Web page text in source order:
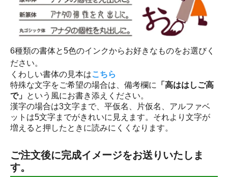
6種類の書体と5色のインクからお好きなものをお選びく
ださい。
くわしい書体の見本はこちら
特殊な文字をご希望の場合は、備考欄に
「高ははしご高
で」 という風にお書き添えください。
漢字の場合は3文字まで、平仮名、片仮名、アルファベ
ットは5文字までがきれいに見えます。それより文字が
増えると押したときに読みにくくなります。
ご注文後に完成イメージをお送りいたしま
す。